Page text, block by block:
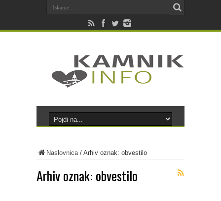
Naslovnica/ Arhiv oznak: obvestilo
Arhiv oznak: obvestilo